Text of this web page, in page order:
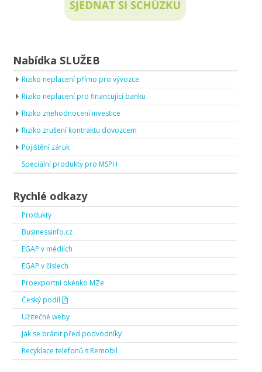
Nabídka SLUŽEB
Riziko neplacení přímo pro vývozce
Riziko neplacení pro financující banku
Riziko znehodnocení investice
Riziko zrušení kontraktu dovozcem
Pojištění záruk
Speciální produkty pro MSPH
Rychlé odkazy
Produkty
Businessinfo.cz
EGAP v médiích
EGAP v číslech
Proexportní okénko MZe
Český podíl
Užitečné weby
Jak se bránit před podvodníky
Recyklace telefonů s Remobil